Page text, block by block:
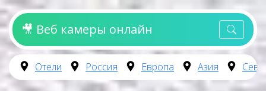
🎥 Веб камеры онлайн
Отели Россия Европа Азия